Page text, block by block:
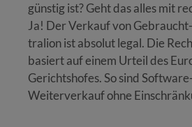
günstig ist? Geht das alles mit
Ja! Der Verkauf von
tralion ist absolut legal. Die
basiert auf einem Urteil des
Gerichtshofes. So sind
Weiterverkauf ohne